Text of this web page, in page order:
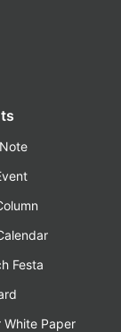
Festa
White Paper